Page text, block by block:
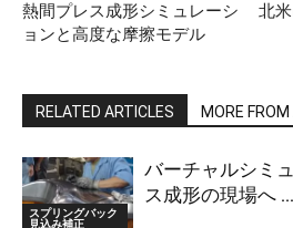
熱間プレス成形シミュレーシ
ョンと高度な摩擦モデル
北
RELATED ARTICLES MORE
スプリングバック
見込み補正
バーチャルシミ
ス成形の現場へ ...